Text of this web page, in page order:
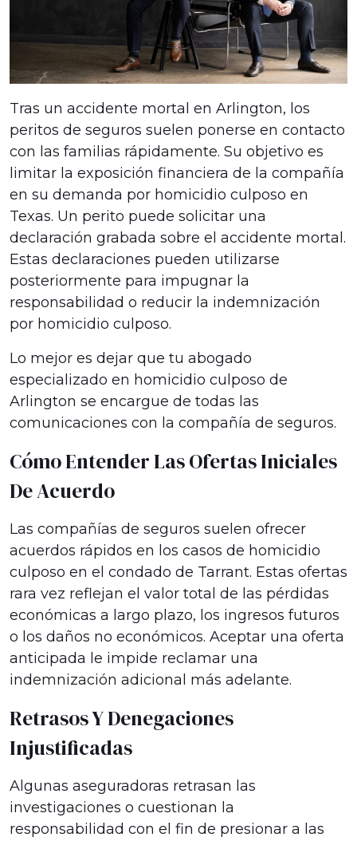
Tras un accidente mortal en Arlington, los
peritos de seguros suelen ponerse en contacto
con las familias rápidamente. Su objetivo es
limitar la exposición financiera de la compañía
en su demanda por homicidio culposo en
Texas. Un perito puede solicitar una
declaración grabada sobre el accidente mortal.
Estas declaraciones pueden utilizarse
posteriormente para impugnar la
responsabilidad o reducir la indemnización
por homicidio culposo.
Lo mejor es dejar que tu abogado
especializado en homicidio culposo de
Arlington se encargue de todas las
comunicaciones con la compañía de seguros.
Cómo Entender Las Ofertas Iniciales
De Acuerdo
Las compañías de seguros suelen ofrecer
acuerdos rápidos en los casos de homicidio
culposo en el condado de Tarrant. Estas ofertas
rara vez reflejan el valor total de las pérdidas
económicas a largo plazo, los ingresos futuros
o los daños no económicos. Aceptar una oferta
anticipada le impide reclamar una
indemnización adicional más adelante.
Retrasos Y Denegaciones
Injustificadas
Algunas aseguradoras retrasan las
investigaciones o cuestionan la
responsabilidad con el fin de presionar a las